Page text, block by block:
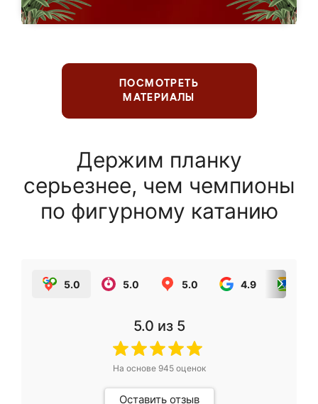
ПОСМОТРЕТЬ
МАТЕРИАЛЫ
Держим планку
серьезнее, чем чемпионы
по фигурному катанию
5.0 5.0 5.0 4.9
5.0 из 5
На основе 945оценок
Оставить отзыв